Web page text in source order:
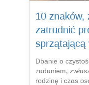
10 znaków,
zatrudnić
sprzątającą
Dbanie o
zadaniem,
rodzinę i czas